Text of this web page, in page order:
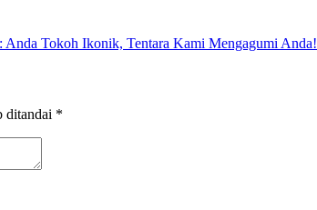
Tokoh Ikonik, Tentara Kami Mengagumi Anda!
ditandai *